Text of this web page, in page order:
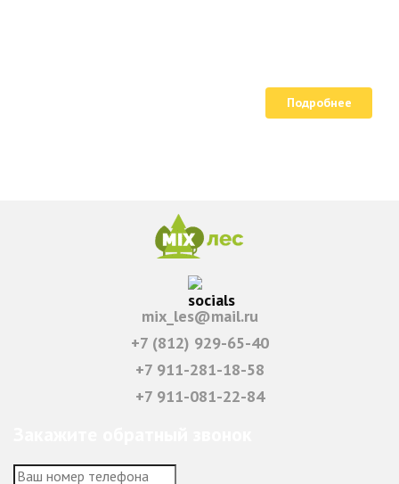
Подробнее
mix_les@mail.ru
+7 (812) 929-65-40
+7 911-281-18-58
+7 911-081-22-84